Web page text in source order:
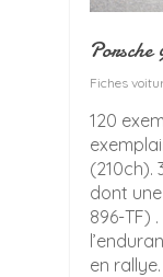
Porsche
Fiches
120
(210ch).
dont
896-TF)
en rallye.